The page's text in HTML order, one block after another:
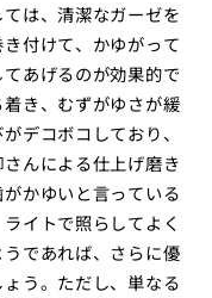
は、清潔なガーゼを
付けて、かゆがって
あげるのが効果的で
き、むずがゆさが緩
デコボコしており、
んによる仕上げ磨き
かゆいと言っている
イトで照らしてよく
であれば、さらに優
う。ただし、単なる